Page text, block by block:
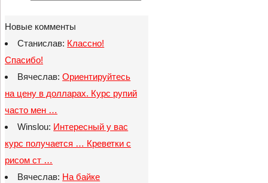
Новые комменты
Станислав: Классно!
Спасибо!
Вячеслав:Ориентируйтесь
на цену в долларах. Курс рупий
часто мен …
Winslou: Интересный у вас
курс получается … Креветки с
рисом ст …
Вячеслав: На байке